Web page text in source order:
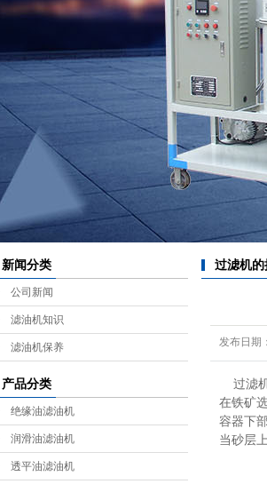
轻便
非标
绝缘
耗材滤
红外线
新闻分类
公司新闻
滤油机知识
滤油机保养
产品分类
绝缘油滤油机
润滑油滤油机
透平油滤油机
过滤机
发布日期：
过滤机
在铁矿
容器下
当砂层